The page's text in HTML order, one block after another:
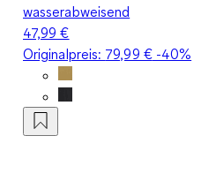
wasserabweisend
47,99 €
Originalpreis: 79,99 €-40%